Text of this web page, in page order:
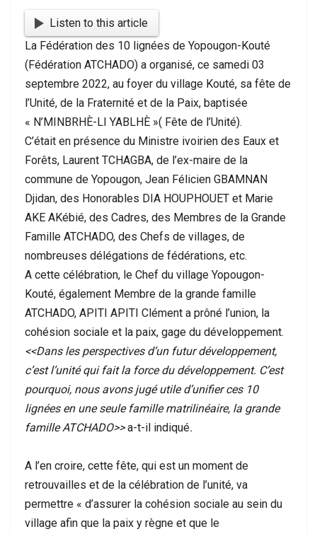
Listen to this article
La Fédération des 10 lignées de Yopougon-Kouté
(Fédération ATCHADO) a organisé, ce samedi 03
septembre 2022, au foyer du village Kouté, sa fête de
l’Unité, de la Fraternité et de la Paix, baptisée
« N’MINBRHÈ-LI YABLHÈ »( Fête de l’Unité).
C’était en présence du Ministre ivoirien des Eaux et
Forêts, Laurent TCHAGBA, de l’ex-maire de la
commune de Yopougon, Jean Félicien GBAMNAN
Djidan, des Honorables DIA HOUPHOUET et Marie
AKE AKébié, des Cadres, des Membres de la Grande
Famille ATCHADO, des Chefs de villages, de
nombreuses délégations de fédérations, etc.
A cette célébration, le Chef du village Yopougon-
Kouté, également Membre de la grande famille
ATCHADO, APITI APITI Clément a prôné l’union, la
cohésion sociale et la paix, gage du développement.
<<Dans les perspectives d’un futur développement,
c’est l’unité qui fait la force du développement. C’est
pourquoi, nous avons jugé utile d’unifier ces 10
lignées en une seule famille matrilinéaire, la grande
famille ATCHADO>>a-t-il indiqué.
A l’en croire, cette fête, qui est un moment de
retrouvailles et de la célébration de l’unité, va
permettre « d’assurer la cohésion sociale au sein du
village afin que la paix y règne et que le